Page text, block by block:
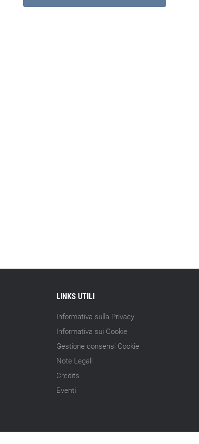
LINKS UTILI
Informativa sulla Privacy
Informativa sui Cookie
Gestione consensi Cookie
Note Legali
Credits
Eventi